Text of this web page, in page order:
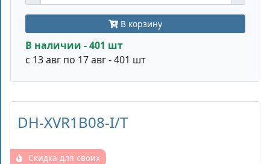
В корзину
В наличии - 401 шт
с 13 авг по 17 авг - 401 шт
DH-XVR1B08-I/T
Скидка для своих